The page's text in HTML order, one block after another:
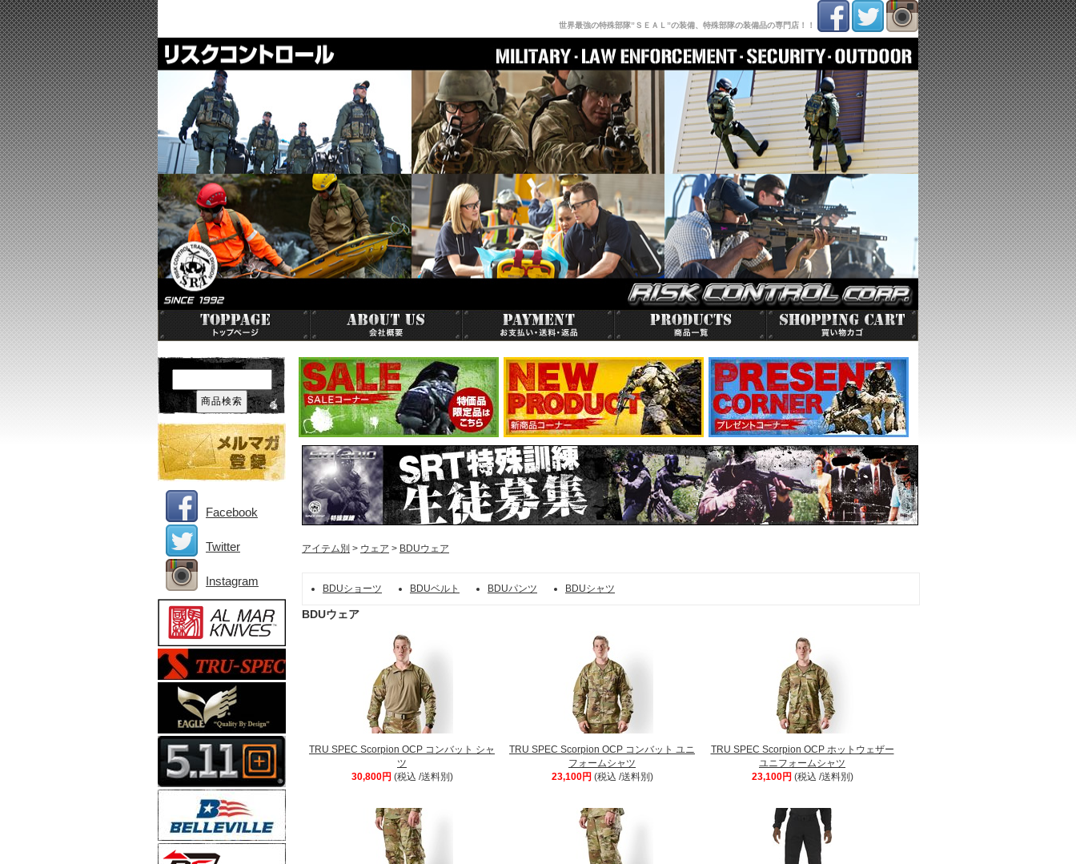
世界最強の特殊部隊”ＳＥＡＬ”の装備、特殊部隊の装備品の専門店！！
アイテム別 > ウェア > BDUウェア
BDUショーツ BDUベルト BDUパンツ BDUシャツ
BDUウェア
TRU SPEC Scorpion OCP コンバット シャ
ツ
30,800円 (税込 /送料別)
TRU SPEC Scorpion OCP コンバット ユニ
フォームシャツ
23,100円 (税込 /送料別)
TRU SPEC Scorpion OCP ホットウェザー
ユニフォームシャツ
23,100円 (税込 /送料別)
Facebook
Twitter
Instagram